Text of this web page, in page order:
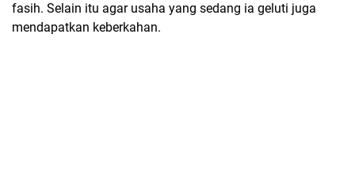
fasih. Selain itu agar usaha yang sedang ia geluti juga
mendapatkan keberkahan.